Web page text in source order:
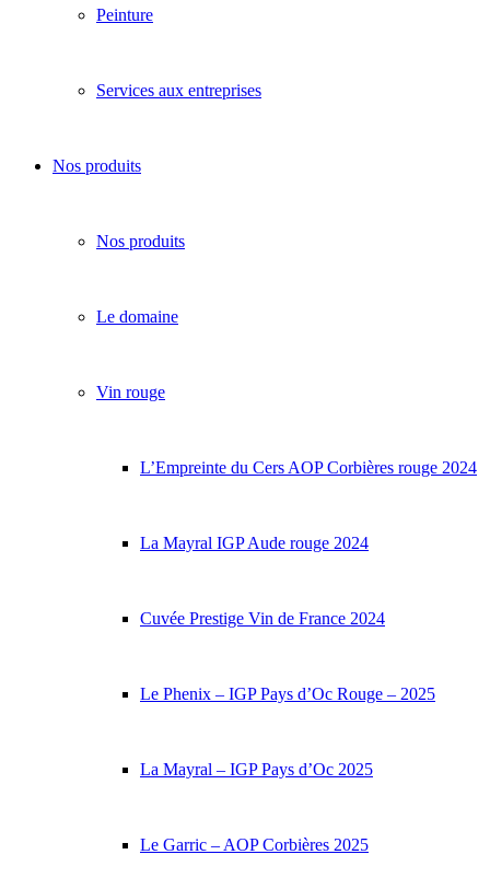
Peinture
Services aux entreprises
Nos produits
Nos produits
Le domaine
Vin rouge
L’Empreinte du Cers AOP Corbières rouge 2024
La Mayral IGP Aude rouge 2024
Cuvée Prestige Vin de France 2024
Le Phenix – IGP Pays d’Oc Rouge – 2025
La Mayral – IGP Pays d’Oc 2025
Le Garric – AOP Corbières 2025